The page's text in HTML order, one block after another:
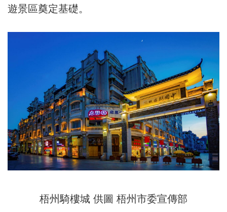
遊景區奠定基礎。
梧州騎樓城 供圖 梧州市委宣傳部